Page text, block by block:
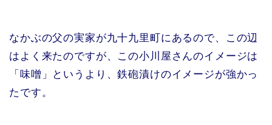
なかぶの父の実家が九十九里町にあるので、この辺
はよく来たのですが、この小川屋さんのイメージは
「味噌」というより、鉄砲漬けのイメージが強かっ
たです。